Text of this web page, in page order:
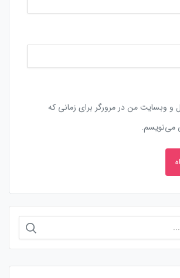
و وبسایت من در مرورگر برای زمانی که
می‌نویسم.